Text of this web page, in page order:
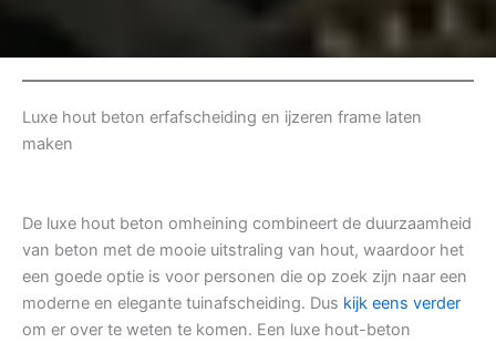
Luxe hout beton erfafscheiding en ijzeren frame laten
maken
De luxe hout beton omheining combineert de duurzaamheid
van beton met de mooie uitstraling van hout, waardoor het
een goede optie is voor personen die op zoek zijn naar een
moderne en elegante tuinafscheiding. Dus kijk eens verder
om er over te weten te komen. Een luxe hout-beton